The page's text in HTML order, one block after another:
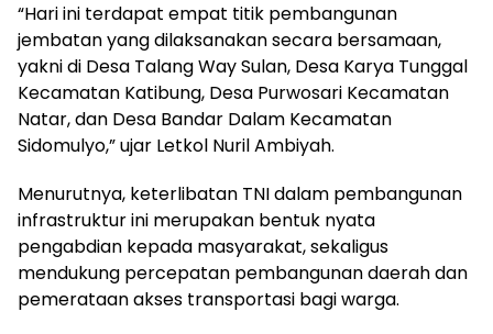
“Hari ini terdapat empat titik pembangunan
jembatan yang dilaksanakan secara bersamaan,
yakni di Desa Talang Way Sulan, Desa Karya Tunggal
Kecamatan Katibung, Desa Purwosari Kecamatan
Natar, dan Desa Bandar Dalam Kecamatan
Sidomulyo,” ujar Letkol Nuril Ambiyah.
Menurutnya, keterlibatan TNI dalam pembangunan
infrastruktur ini merupakan bentuk nyata
pengabdian kepada masyarakat, sekaligus
mendukung percepatan pembangunan daerah dan
pemerataan akses transportasi bagi warga.